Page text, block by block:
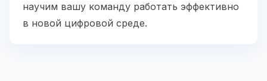
научим вашу команду работать эффективно
в новой цифровой среде.